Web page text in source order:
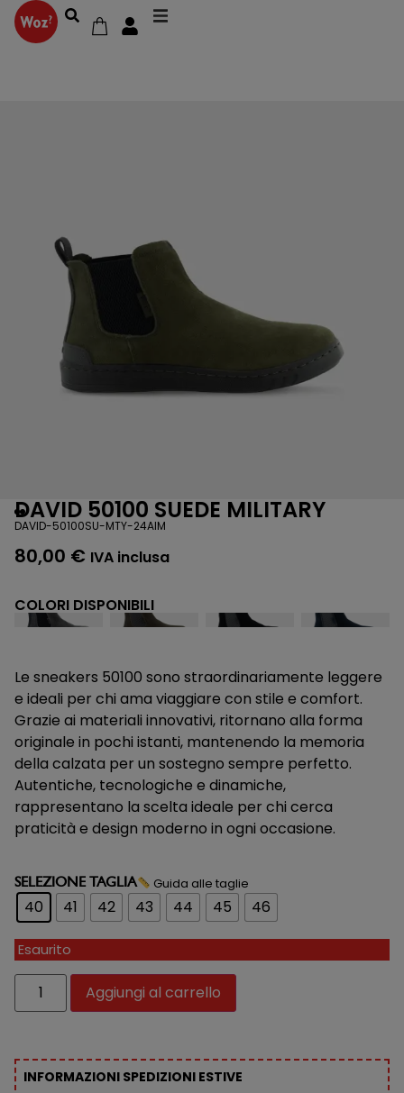
DAVID 50100 SUEDE MILITARY
DAVID-50100SU-MTY-24AIM
80,00 € IVA inclusa
COLORI DISPONIBILI
Le sneakers 50100 sono straordinariamente leggere
e ideali per chi ama viaggiare con stile e comfort.
Grazie ai materiali innovativi, ritornano alla forma
originale in pochi istanti, mantenendo la memoria
della calzata per un sostegno sempre perfetto.
Autentiche, tecnologiche e dinamiche,
rappresentano la scelta ideale per chi cerca
praticità e design moderno in ogni occasione.
SELEZIONE TAGLIA Guida alle taglie
40 41 42 43 44 45 46
Esaurito
Aggiungi al carrello
INFORMAZIONI SPEDIZIONI ESTIVE